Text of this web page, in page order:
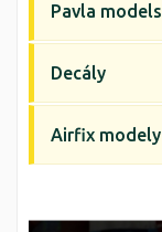
Pavla models
Decály
Airfix modely